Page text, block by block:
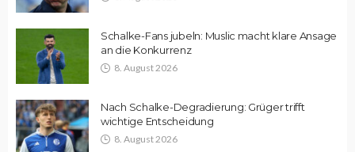
Schalke-Fans jubeln: Muslic macht klare Ansage
an die Konkurrenz
8. August 2026
Nach Schalke-Degradierung: Grüger trifft
wichtige Entscheidung
8. August 2026